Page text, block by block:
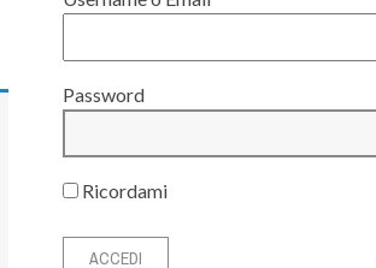
Password
Ricordami